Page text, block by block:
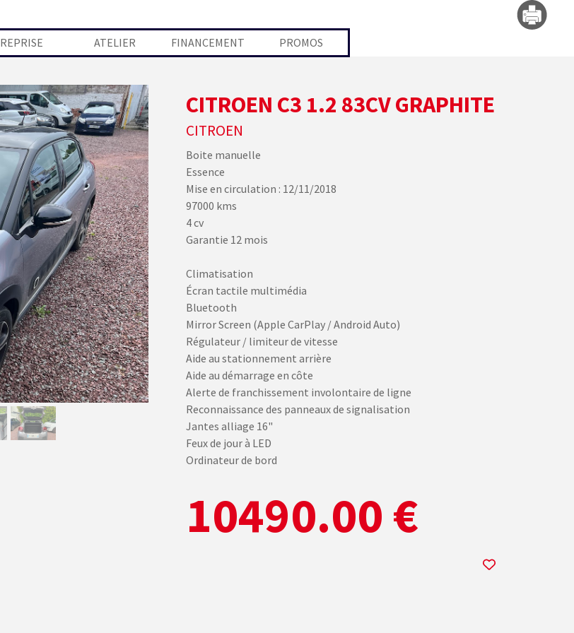
Sauter le menu
REPRISE ATELIER FINANCEMENT PROMOS
CITROEN C3 1.2 83CV GRAPHITE
CITROEN
Boite manuelle
Essence
Mise en circulation : 12/11/2018
97000 kms
4 cv
Garantie 12 mois
Climatisation
Écran tactile multimédia
Bluetooth
Mirror Screen (Apple CarPlay / Android Auto)
Régulateur / limiteur de vitesse
Aide au stationnement arrière
Aide au démarrage en côte
Alerte de franchissement involontaire de ligne
Reconnaissance des panneaux de signalisation
Jantes alliage 16"
Feux de jour à LED
Ordinateur de bord
10490.00 €